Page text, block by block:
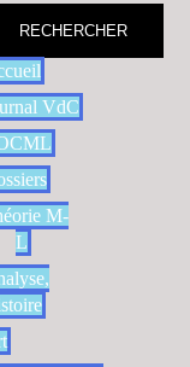
RECHERCHER
VdC
M-
L